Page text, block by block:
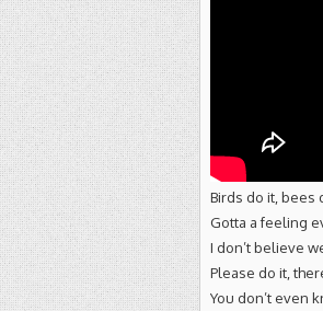
Birds do it, bees
Gotta a feeling
I don’t believe
Please do it,
You don’t even